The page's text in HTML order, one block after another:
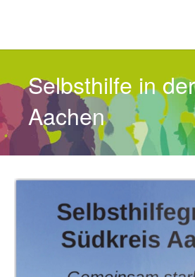
Selbsthilfe in
Aachen